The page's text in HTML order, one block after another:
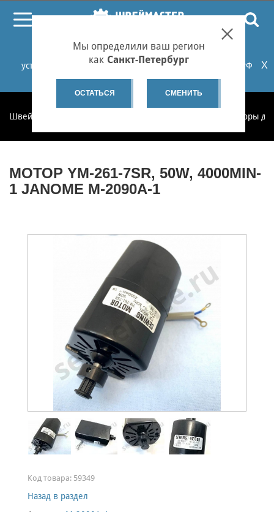
При проблемах с онлайн-оплатой заказов на сайте
установите российские сертификаты НУЦ Минцифры РФ
или используйте Яндекс.Браузер.Подробнее...
X
Мы определили ваш регион
как Санкт-Петербург
ОСТАТЬСЯ СМЕНИТЬ
Швеймастер Моторы
МОТОР YM-261-7SR, 50W, 4000MIN-
1 JANOME M-2090A-1
Код товара: 59349
Назад в раздел